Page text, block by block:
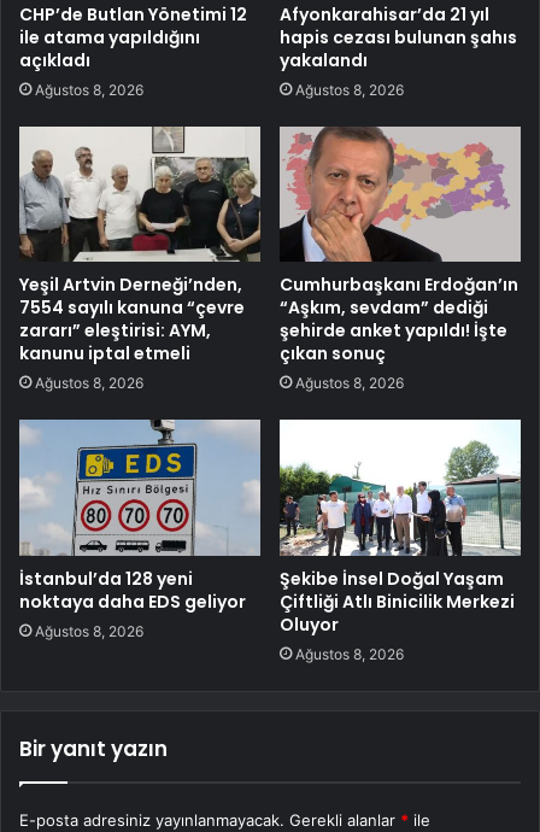
CHP’de Butlan Yönetimi 12
ile atama yapıldığını
açıkladı
Ağustos 8, 2026
Afyonkarahisar’da 21 yıl
hapis cezası bulunan şahıs
yakalandı
Ağustos 8, 2026
Yeşil Artvin Derneği’nden,
7554 sayılı kanuna “çevre
zararı” eleştirisi: AYM,
kanunu iptal etmeli
Ağustos 8, 2026
Cumhurbaşkanı Erdoğan’ın
“Aşkım, sevdam” dediği
şehirde anket yapıldı! İşte
çıkan sonuç
Ağustos 8, 2026
İstanbul’da 128 yeni
noktaya daha EDS geliyor
Ağustos 8, 2026
Şekibe İnsel Doğal Yaşam
Çiftliği Atlı Binicilik Merkezi
Oluyor
Ağustos 8, 2026
Bir yanıt yazın
E-posta adresiniz yayınlanmayacak. Gerekli alanlar * ile